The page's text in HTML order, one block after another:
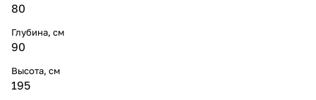
80
Глубина, см
90
Высота, см
195